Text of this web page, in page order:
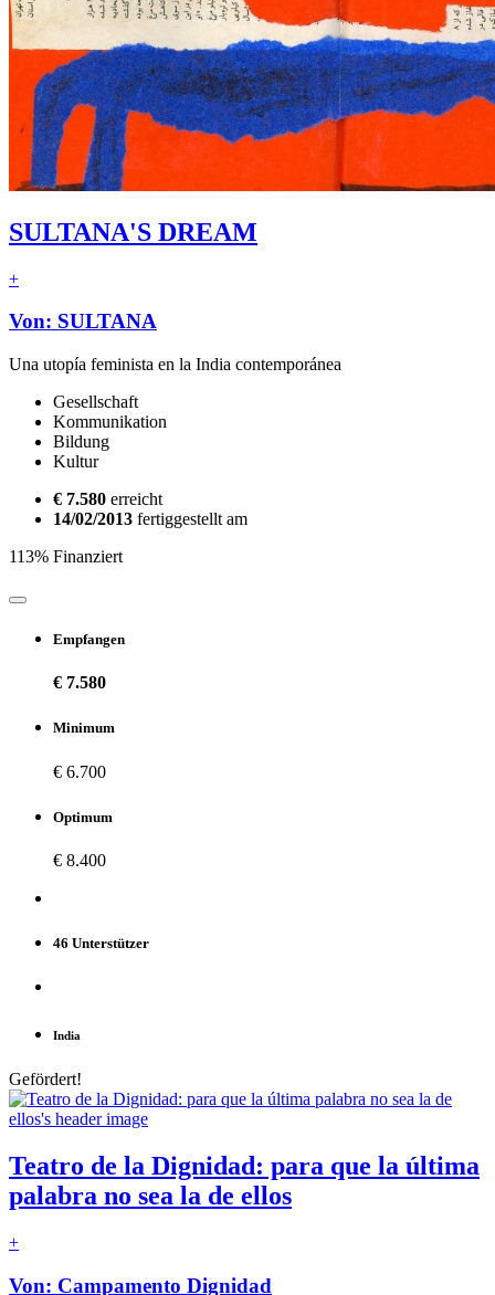
SULTANA'S DREAM
+
Von: SULTANA
Una utopía feminista en la India contemporánea
Gesellschaft
Kommunikation
Bildung
Kultur
€ 7.580 erreicht
14/02/2013 fertiggestellt am
113% Finanziert
Empfangen
€ 7.580
Minimum
€ 6.700
Optimum
€ 8.400
46 Unterstützer
India
Gefördert!
Teatro de la Dignidad: para que la última
palabra no sea la de ellos
+
Von: Campamento Dignidad